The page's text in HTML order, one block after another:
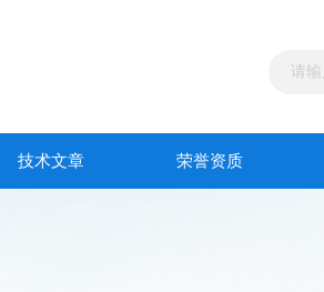
技术文章 荣誉资质